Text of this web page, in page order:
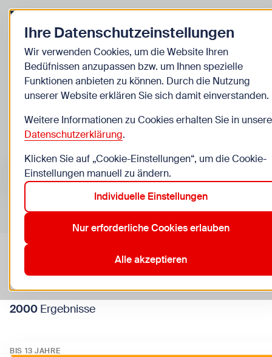
Zurück zur Startseite
Informationen
Suche Infos A-Z
Alle Kinder Jugendliche Jugendarbeit
Suchen nach …
Suchen
Erweiterte Suche
Zurück zur Übersicht
2000 Ergebnisse
BIS 13 JAHRE
Ihre Datenschutzeinstellungen
Wir verwenden Cookies, um die Website Ihren
Bedüfnissen anzupassen bzw. um Ihnen spezielle
Funktionen anbieten zu können. Durch die Nutzung
unserer Website erklären Sie sich damit einverstanden.
Weitere Informationen zu Cookies erhalten Sie in
Datenschutzerklärung.
Klicken Sie auf „Cookie-Einstellungen“, um die Cookie-
Einstellungen manuell zu ändern.
Individuelle Einstellungen
Nur erforderliche Cookies erlauben
Alle akzeptieren